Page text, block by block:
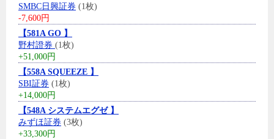
SMBC日興証券 (1枚)
-7,600円
【581A GO 】
野村證券 (1枚)
+51,000円
【558A SQUEEZE 】
SBI証券 (1枚)
+14,000円
【548A システムエグゼ 】
みずほ証券 (3枚)
+33,300円